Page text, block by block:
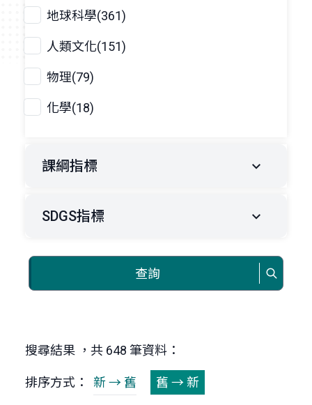
地球科學(361)
人類文化(151)
物理(79)
化學(18)
課綱指標
SDGS指標
查詢
搜尋結果 ，共 648 筆資料：
排序方式： 新 → 舊 舊 → 新